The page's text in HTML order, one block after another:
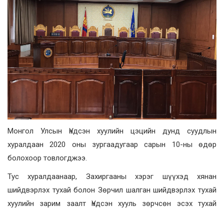
Монгол Улсын Үндсэн хуулийн цэцийн дунд суудлын
хуралдаан 2020 оны зургаадугаар сарын 10-ны өдөр
болохоор товлогджээ.
Тус хуралдаанаар, Захиргааны хэрэг шүүхэд хянан
шийдвэрлэх тухай болон Зөрчил шалган шийдвэрлэх тухай
хуулийн зарим заалт Үндсэн хууль зөрчсөн эсэх тухай